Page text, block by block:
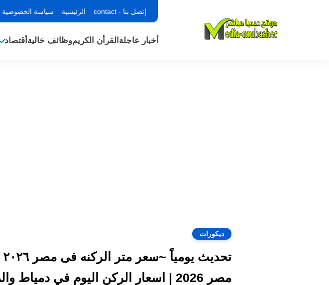
إتصل بنا - contact الرئيسية سياسة الخصوصية
أخبار عاجلة القرأن الكريموظائف خالية أقتصاد
ديكورات